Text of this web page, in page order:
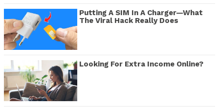
Putting A SIM In A Charger—What
The Viral Hack Really Does
Looking For Extra Income Online?